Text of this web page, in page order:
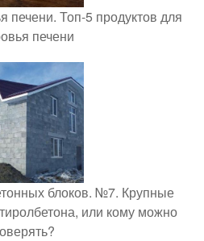
печени. Топ-5 продуктов для
печени
блоков. №7. Крупные
или кому можно